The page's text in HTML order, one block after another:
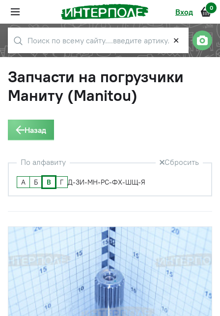
Вход 0
✕
Запчасти на погрузчики
Маниту (Manitou)
Назад
По алфавиту Сбросить
А Б В Г Д-ЗИ-МН-РС-ФХ-ШЩ-Я